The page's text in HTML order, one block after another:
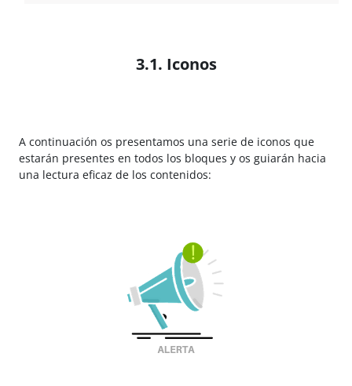
3.1. Iconos
A continuación os presentamos una serie de iconos que
estarán presentes en todos los bloques y os guiarán hacia
una lectura eficaz de los contenidos: